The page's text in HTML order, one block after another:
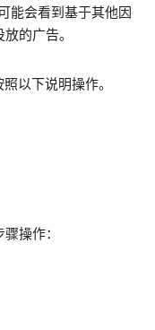
能会看到基于其他因
的广告。
以下说明操作。
操作：